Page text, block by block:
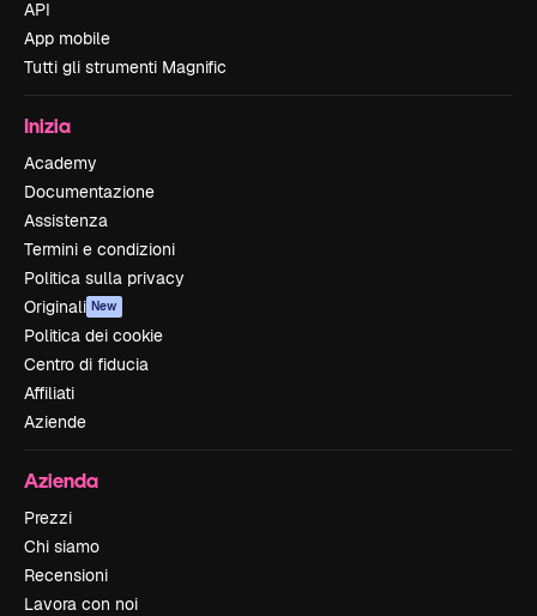
API
App mobile
Tutti gli strumenti Magnific
Inizia
Academy
Documentazione
Assistenza
Termini e condizioni
Politica sulla privacy
Originali New
Politica dei cookie
Centro di fiducia
Affiliati
Aziende
Azienda
Prezzi
Chi siamo
Recensioni
Lavora con noi